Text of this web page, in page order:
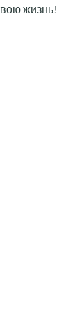
жизнь!